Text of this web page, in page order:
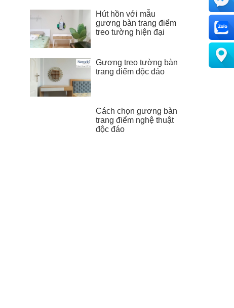
Hút hồn với mẫu
gương bàn trang điểm
treo tường hiện đại
Gương treo tường bàn
trang điểm độc đáo
Cách chọn gương bàn
trang điểm nghệ thuật
độc đáo